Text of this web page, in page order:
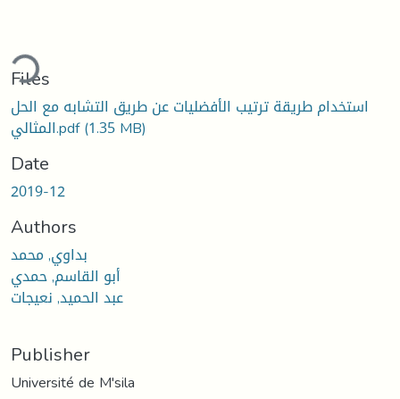
Files
استخدام طريقة ترتيب الأفضليات عن طريق التشابه مع الحل
المثالي.pdf(1.35 MB)
Date
2019-12
Authors
بداوي, محمد
أبو القاسم, حمدي
عبد الحميد, نعيجات
Publisher
Université de M'sila